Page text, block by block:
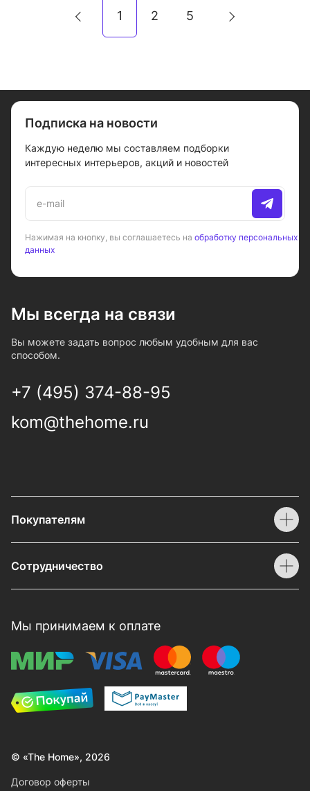
1 2 5
Подписка на новости
Каждую неделю мы составляем подборки
интересных интерьеров, акций и новостей
Нажимая на кнопку, вы соглашаетесь на обработку персональных
данных
Мы всегда на связи
Вы можете задать вопрос любым удобным для вас
способом.
+7 (495) 374-88-95
kom@thehome.ru
Покупателям
Сотрудничество
Мы принимаем к оплате
© «The Home», 2026
Договор оферты